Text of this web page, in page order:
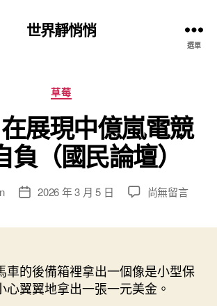
世界靜悄悄
選單
分
類
草莓
展現中億嵐電競
負（國民論壇）
文
期
2026 年 3 月 5 日
在
展
現
中
尚無留言
車的後備箱裡拿出一個像是小型保
心翼翼地拿出一張一元美金。